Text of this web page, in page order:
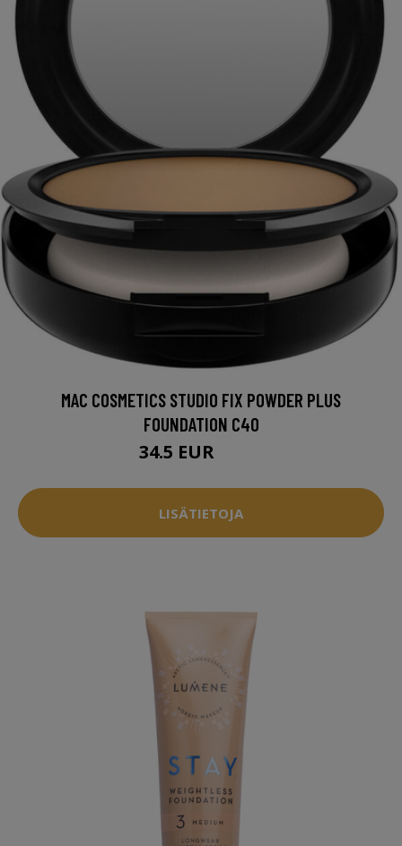
MAC COSMETICS STUDIO FIX POWDER PLUS
FOUNDATION C40
34.5 EUR
LISÄTIETOJA